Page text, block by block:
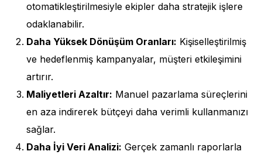
otomatikleştirilmesiyle ekipler daha stratejik işlere
odaklanabilir.
Daha Yüksek Dönüşüm Oranları: Kişiselleştirilmiş
ve hedeflenmiş kampanyalar, müşteri etkileşimini
artırır.
Maliyetleri Azaltır: Manuel pazarlama süreçlerini
en aza indirerek bütçeyi daha verimli kullanmanızı
sağlar.
Daha İyi Veri Analizi: Gerçek zamanlı raporlarla